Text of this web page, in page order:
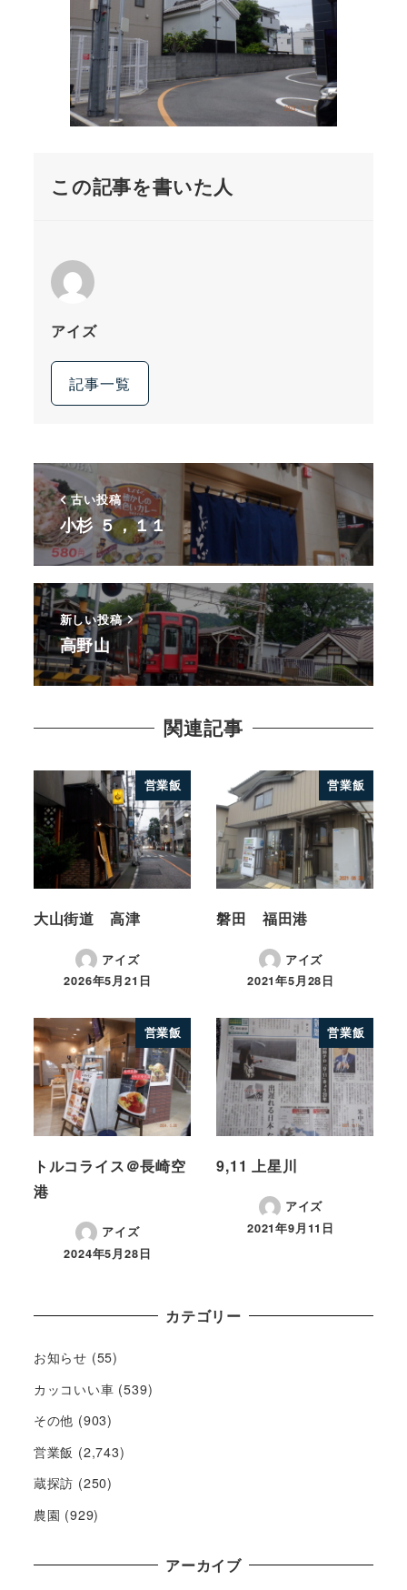
この記事を書いた人
アイズ
記事一覧
古い投稿
小杉 ５，１１
新しい投稿
高野山
関連記事
営業飯
大山街道 高津
アイズ
2026年5月21日
営業飯
磐田 福田港
アイズ
2021年5月28日
営業飯
トルコライス＠長崎空
港
アイズ
2024年5月28日
営業飯
9,11 上星川
アイズ
2021年9月11日
カテゴリー
お知らせ (55)
カッコいい車 (539)
その他 (903)
営業飯 (2,743)
蔵探訪 (250)
農園 (929)
アーカイブ